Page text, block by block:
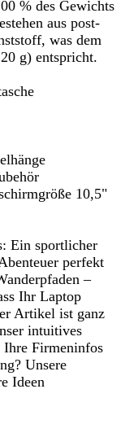
% des Gewichts
aus post-
was dem
g) entspricht.
10,5"
Ein sportlicher
perfekt
–
Ihr Laptop
Artikel ist ganz
intuitives
Firmeninfos
Unsere
Ideen